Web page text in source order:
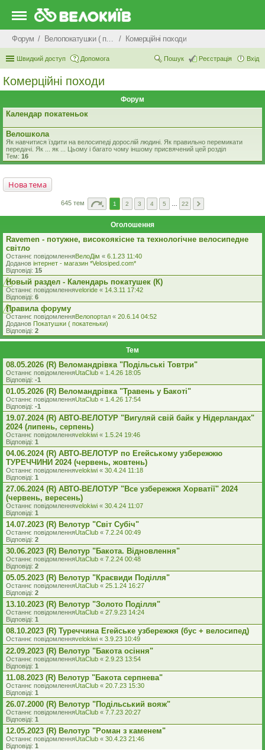
Форум Велопокатушки ( покатеньки), велопоходи, туризм. Комерцiйнi походи
Швидкий доступ Допомога Вхід
Реєстрація
Пошук
Комерцiйнi походи
Форум
Календар покатеньок
Велошкола
Як навчитися їздити на велосипеді дорослій людині. Як правильно перемикати
передачі. Як ... як ... Цьому і багато чому іншому присвячений цей розділ
Тем: 16
Нова тема
645 тем 1 2 3 4 5 22
Оголошення
Ravemen - потужне, високоякісне та технологічне велосипедне
світло
Останнє повідомленняВелоДім « 6.1.23 11:40
Доданов iнтернет - магазин *Velosiped.com*
Відповіді: 15
Новый раздел - Календарь покатушек (К)
Останнє повідомленняveloride « 14.3.11 17:42
Відповіді: 6
Правила форуму
Останнє повідомленняВелопортал « 20.6.14 04:52
Доданов Покатушки ( покатеньки)
Відповіді: 2
Тем
08.05.2026 (R) Веломандрівка "Подільські Товтри"
Останнє повідомленняUtaClub « 1.4.26 18:05
Відповіді: -1
01.05.2026 (R) Веломандрівка "Травень у Бакоті"
Останнє повідомленняUtaClub « 1.4.26 17:54
Відповіді: -1
19.07.2024 (R) АВТО-ВЕЛОТУР "Вигуляй свій байк у Нідерландах"
2024 (липень, серпень)
Останнє повідомленняvelokiwi « 1.5.24 19:46
Відповіді: 1
04.06.2024 (R) АВТО-ВЕЛОТУР по Егейському узбережжю
ТУРЕЧЧИНИ 2024 (червень, жовтень)
Останнє повідомленняvelokiwi « 30.4.24 11:18
Відповіді: 1
27.06.2024 (R) АВТО-ВЕЛОТУР "Все узбережжя Хорватії" 2024
(червень, вересень)
Останнє повідомленняvelokiwi « 30.4.24 11:07
Відповіді: 1
14.07.2023 (R) Велотур "Світ Субіч"
Останнє повідомленняUtaClub « 7.2.24 00:49
Відповіді: 2
30.06.2023 (R) Велотур "Бакота. Відновлення"
Останнє повідомленняUtaClub « 7.2.24 00:48
Відповіді: 2
05.05.2023 (R) Велотур "Краєвиди Поділля"
Останнє повідомленняUtaClub « 25.1.24 16:27
Відповіді: 2
13.10.2023 (R) Велотур "Золото Поділля"
Останнє повідомленняUtaClub « 27.9.23 14:24
Відповіді: 1
08.10.2023 (R) Туреччина Егейське узбережжя (бус + велосипед)
Останнє повідомленняvelokiwi « 3.9.23 10:49
22.09.2023 (R) Велотур "Бакота осіння"
Останнє повідомленняUtaClub « 2.9.23 13:54
Відповіді: 1
11.08.2023 (R) Велотур "Бакота серпнева"
Останнє повідомленняUtaClub « 20.7.23 15:30
Відповіді: 1
26.07.2000 (R) Велотур "Подільський вояж"
Останнє повідомленняUtaClub « 7.7.23 20:27
Відповіді: 1
12.05.2023 (R) Велотур "Роман з каменем"
Останнє повідомленняUtaClub « 30.4.23 21:46
Відповіді: 1